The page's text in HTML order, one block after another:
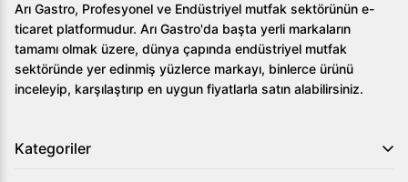
Arı Gastro, Profesyonel ve Endüstriyel mutfak sektörünün e-
ticaret platformudur. Arı Gastro'da başta yerli markaların
tamamı olmak üzere, dünya çapında endüstriyel mutfak
sektöründe yer edinmiş yüzlerce markayı, binlerce ürünü
inceleyip, karşılaştırıp en uygun fiyatlarla satın alabilirsiniz.
Kategoriler